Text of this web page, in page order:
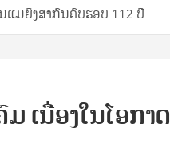
ແມ່ຍິງສາກົນຄົບຮອບ 112 ປີ
ເນື່ອງໃນໂອກາດ